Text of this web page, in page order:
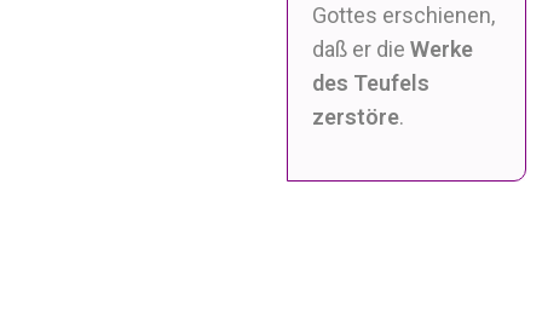
Gottes erschienen,
daß er dieWerke
des Teufels
zerstöre.